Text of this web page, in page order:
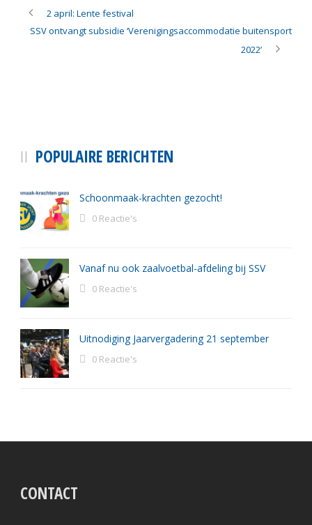
2 april: Lente festival
SSV ontvangt subsidie ‘Verenigingsaccommodatie buitensport
2022’
POPULAIRE BERICHTEN
Schoonmaak-krachten gezocht!
0 Reactie's
Vanaf nu ook zaalvoetbal-afdeling bij SSV
0 Reactie's
Uitnodiging Jaarvergadering 21 september
0 Reactie's
CONTACT